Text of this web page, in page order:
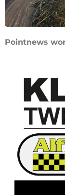
Pointnews